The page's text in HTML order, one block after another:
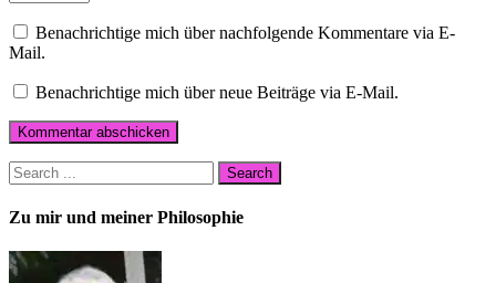
Benachrichtige mich über nachfolgende Kommentare via E-
Mail.
Benachrichtige mich über neue Beiträge via E-Mail.
Zu mir und meiner Philosophie